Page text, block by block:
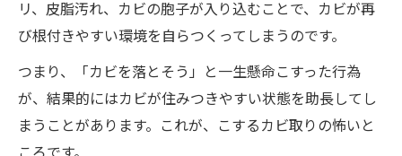
リ、皮脂汚れ、カビの胞子が入り込むことで、カビが再
び根付きやすい環境を自らつくってしまうのです。
つまり、「カビを落とそう」と一生懸命こすった行為
が、結果的にはカビが住みつきやすい状態を助長してし
まうことがあります。これが、こするカビ取りの怖いと